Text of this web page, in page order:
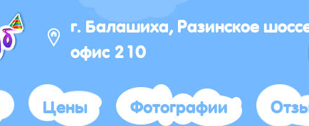
г. Балашиха, Разинское
офис 210
Цены Фотографии